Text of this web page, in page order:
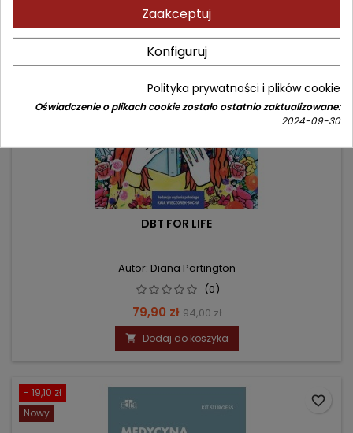
Nowy
DBT FOR LIFE
Autor: Diana Partington
(0)
Cena
79,90 zł Cena
podstawowa
94,00 zł
 Dodaj do koszyka
- 19,10 zł
Nowy
favorite_border
Zaakceptuj
Konfiguruj
Polityka prywatności i plików cookie
Oświadczenie o plikach cookie zostało ostatnio zaktualizowane:
2024-09-30